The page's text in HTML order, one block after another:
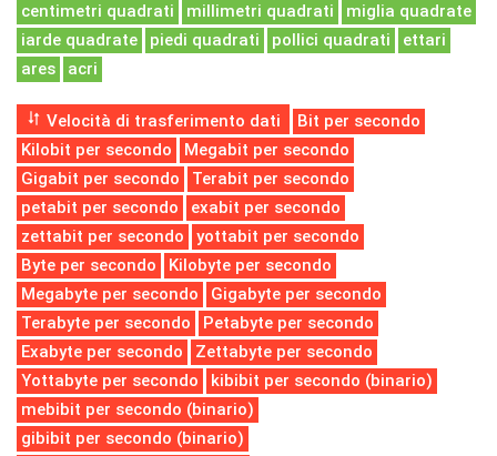
centimetri quadrati
millimetri quadrati
miglia quadrate
iarde quadrate
piedi quadrati pollici quadrati
ettari
ares
acri
Velocità di trasferimento dati
Bit per secondo
Kilobit per secondo
Megabit per secondo
Gigabit per secondo
Terabit per secondo
petabit per secondo
exabit per secondo
zettabit per secondo
yottabit per secondo
Byte per secondo
Kilobyte per secondo
Megabyte per secondo
Gigabyte per secondo
Terabyte per secondo
Petabyte per secondo
Exabyte per secondo
Zettabyte per secondo
Yottabyte per secondo
kibibit per secondo (binario)
mebibit per secondo (binario)
gibibit per secondo (binario)